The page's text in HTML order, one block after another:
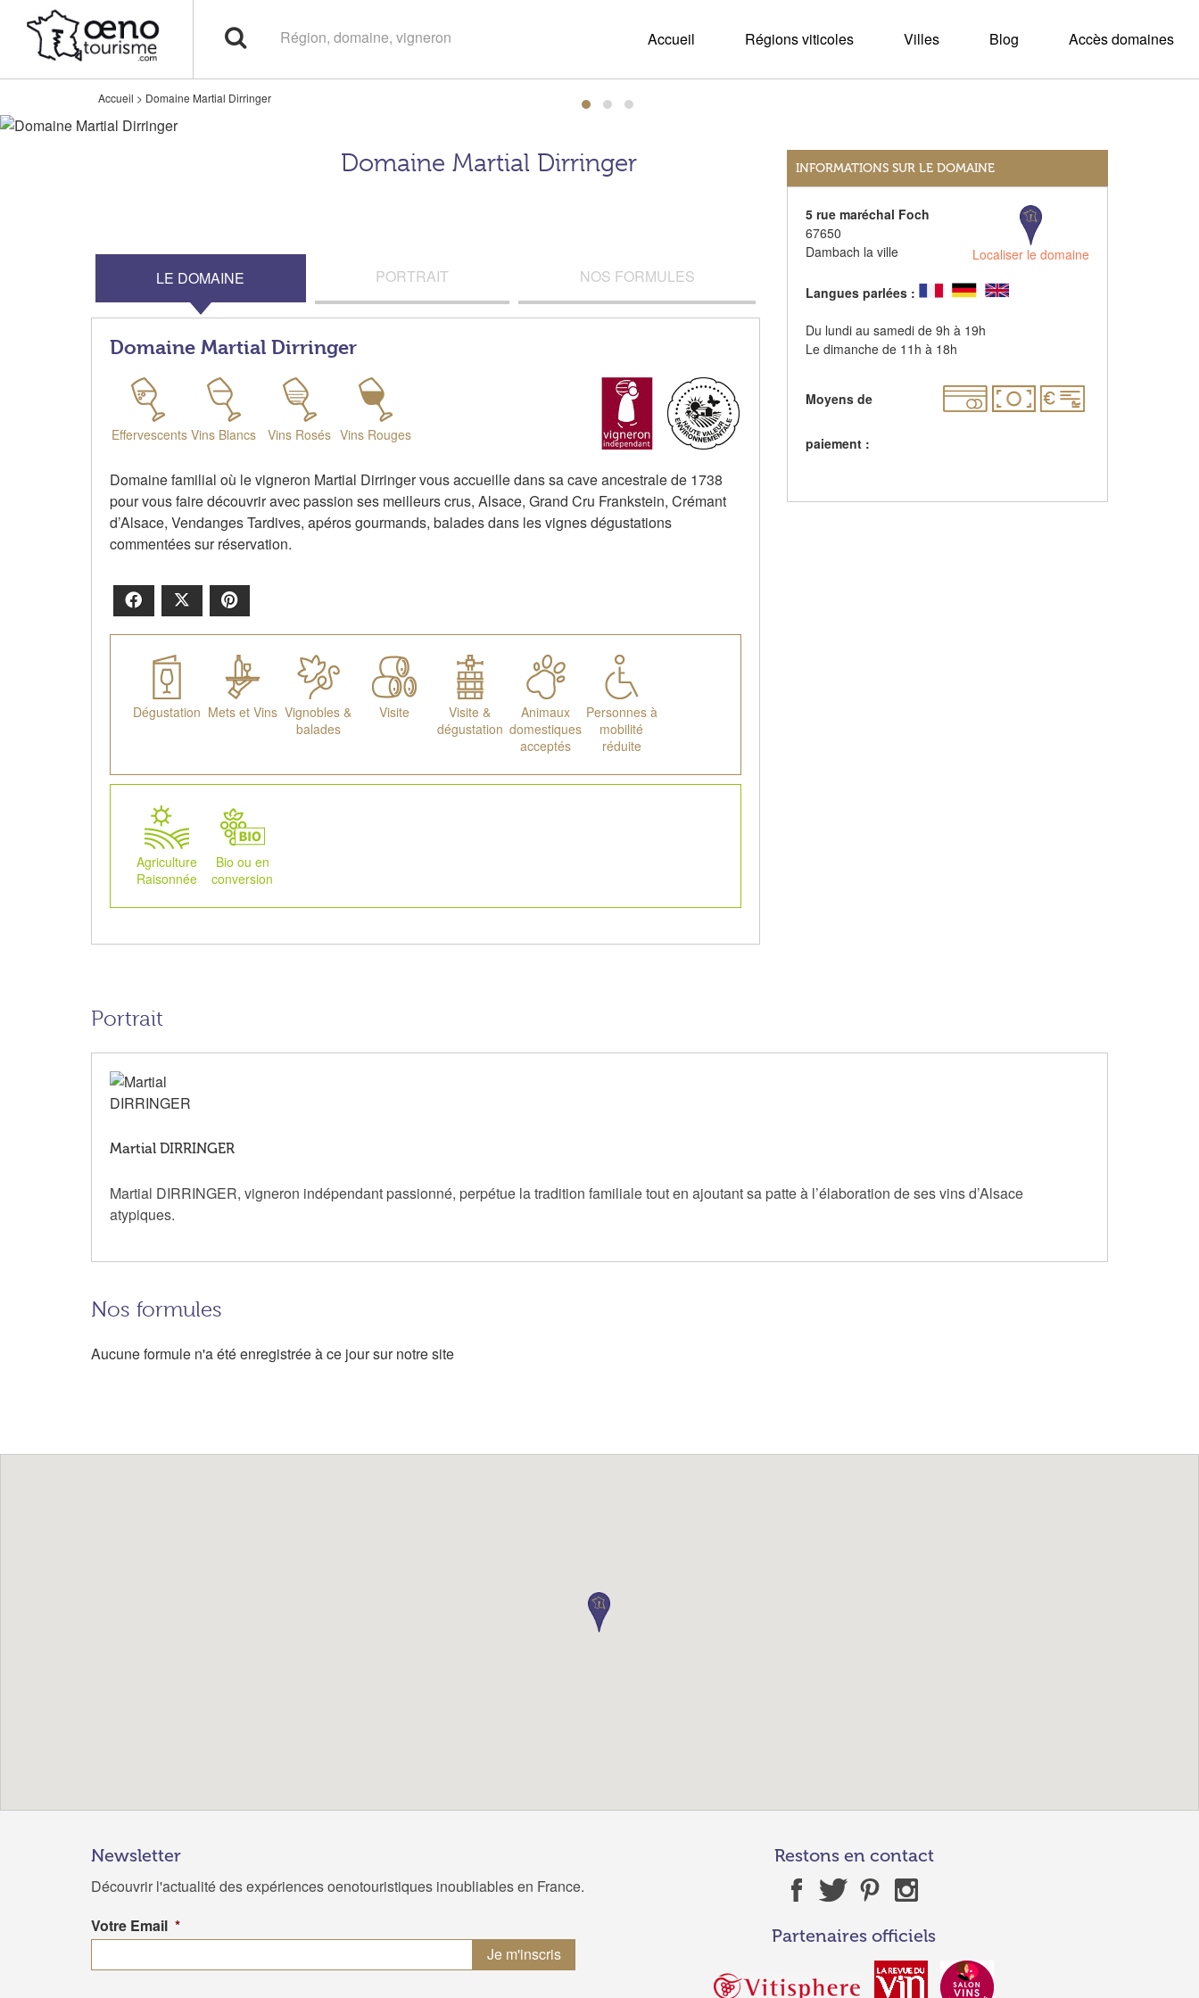
Accueil Régions viticoles Villes Blog Accès domaines
Accueil > Domaine Martial Dirringer
Domaine Martial Dirringer
LE DOMAINE PORTRAIT NOS FORMULES
Domaine Martial Dirringer
Effervescents Vins Blancs Vins Rosés Vins Rouges
Domaine familial où le vigneron Martial Dirringer vous accueille dans sa cave ancestrale de 1738
pour vous faire découvrir avec passion ses meilleurs crus, Alsace, Grand Cru Frankstein, Crémant
d’Alsace, Vendanges Tardives, apéros gourmands, balades dans les vignes dégustations
commentées sur réservation.
Facebook
Dégustation Mets et Vins Vignobles &
balades
Visite
Visite &
dégustation
Animaux
domestiques
acceptés
Personnes à
mobilité
réduite
Agriculture
Raisonnée
Bio ou en
conversion
INFORMATIONS SUR LE DOMAINE
5 rue maréchal Foch
67650
Dambach la ville
Localiser le domaine
Langues parlées :
Du lundi au samedi de 9h à 19h
Le dimanche de 11h à 18h
Moyens de
paiement :
Portrait
Martial DIRRINGER
Martial DIRRINGER, vigneron indépendant passionné, perpétue la tradition familiale tout en ajoutant sa patte à l’élaboration de ses vins d’Alsace
atypiques.
Nos formules
Aucune formule n'a été enregistrée à ce jour sur notre site
Newsletter
Découvrir l'actualité des expériences oenotouristiques inoubliables en France.
Votre Email *
Restons en contact
Partenaires officiels